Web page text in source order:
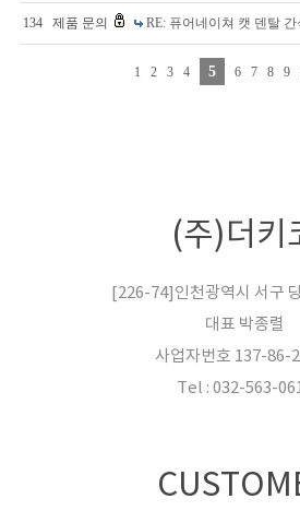
134 제품 문의 RE: 퓨어네이쳐 캣 덴탈 간
1 2 3 4 5 6 7 8 9
(주)더키
[226-74]인천광역시 서구
대표 박종렬
사업자번호 137-86-
Tel : 032-563-